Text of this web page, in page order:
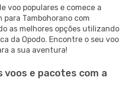
voo populares e comece a
para Tambohorano com
as melhores opções utilizando
da Opodo. Encontre o seu voo
a sua aventura!
voos e pacotes com a